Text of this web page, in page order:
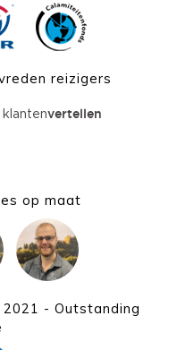
reizigers
op maat
- Outstanding